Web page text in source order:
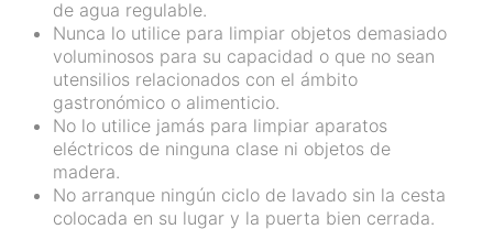
de agua regulable.
Nunca lo utilice para limpiar objetos demasiado
voluminosos para su capacidad o que no sean
utensilios relacionados con el ámbito
gastronómico o alimenticio.
No lo utilice jamás para limpiar aparatos
eléctricos de ninguna clase ni objetos de
madera.
No arranque ningún ciclo de lavado sin la cesta
colocada en su lugar y la puerta bien cerrada.